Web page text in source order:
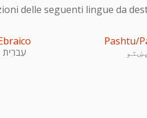
delle seguenti lingue da
עִברִית
Pashtu/